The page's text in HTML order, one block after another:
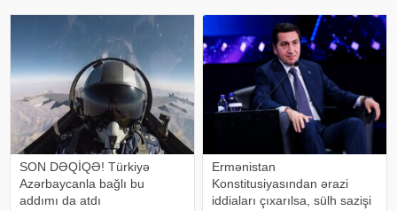
hakimiyyət daxilindəki mənbələrə
istinadən yazır ki, Baş nazi
Prezidenti İlham Əliyev Sərəncam
imzalayıb. Dövlət başçısını
SON DƏQİQƏ! Türkiyə
Azərbaycanla bağlı bu
addımı da atdı
Ermənistan
Konstitusiyasından ərazi
iddiaları çıxarılsa, sülh sazişi